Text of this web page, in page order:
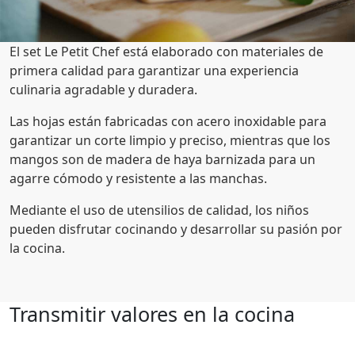
El set Le Petit Chef está elaborado con materiales de
primera calidad para garantizar una experiencia
culinaria agradable y duradera.
Las hojas están fabricadas con acero inoxidable para
garantizar un corte limpio y preciso, mientras que los
mangos son de madera de haya barnizada para un
agarre cómodo y resistente a las manchas.
Mediante el uso de utensilios de calidad, los niños
pueden disfrutar cocinando y desarrollar su pasión por
la cocina.
Transmitir valores en la cocina